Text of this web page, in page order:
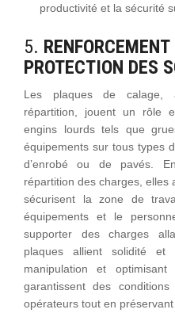
productivité et la sécurité
5.
PROTECTION DES
Les plaques de calage,
répartition, jouent un rôle
engins lourds tels que
équipements sur tous types
d’enrobé ou de pavés.
répartition des charges, elles
sécurisent la zone de
équipements et le
supporter des charges
plaques allient solidité et
manipulation et
garantissent des
opérateurs tout en